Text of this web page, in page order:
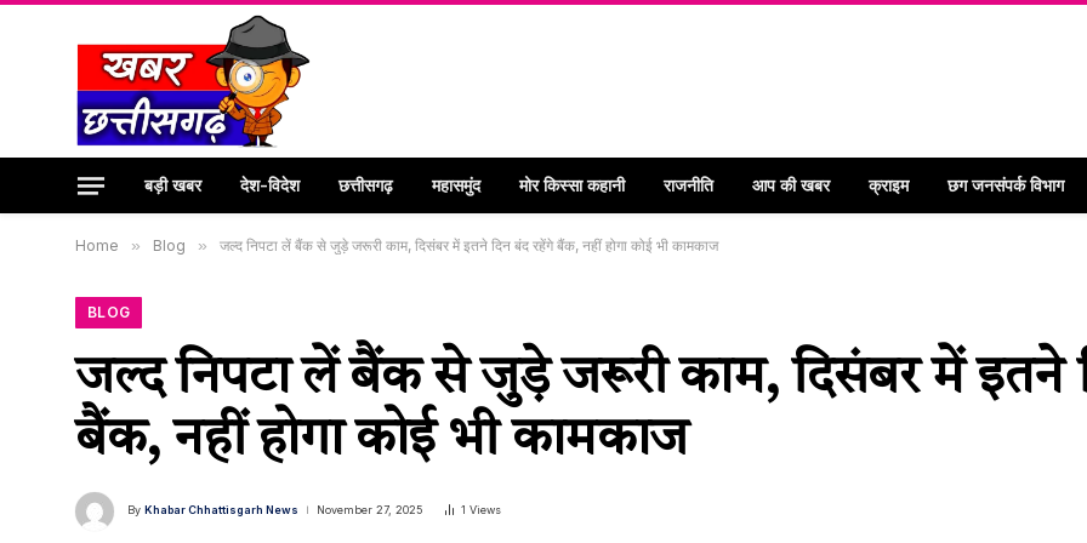
बड़ी खबर देश-विदेश छत्तीसगढ़ महासमुंद मोर किस्सा कहानी राजनीति आप की खबर क्राइम छग जनसंपर्क विभाग
Home » Blog » जल्द निपटा लें बैंक से जुड़े जरूरी काम, दिसंबर में इतने दिन बंद रहेंगे बैंक, नहीं होगा कोई भी कामकाज
BLOG
जल्द निपटा लें बैंक से जुड़े जरूरी काम, दिसंबर में इतने
बैंक, नहीं होगा कोई भी कामकाज
By Khabar Chhattisgarh News November 27, 2025 1 Views